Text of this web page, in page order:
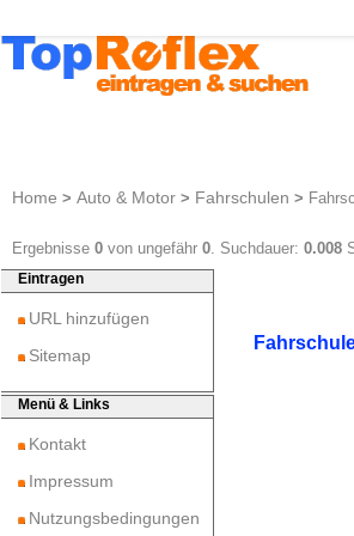
Home > Auto & Motor > Fahrschulen >
Ergebnisse 0 von ungefähr 0 . Suchdauer: 0.008
Eintragen
URL hinzufügen
Sitemap
Menü & Links
Kontakt
Impressum
Nutzungsbedingungen